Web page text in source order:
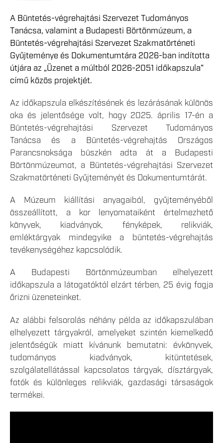
A Büntetés-végrehajtási Szervezet Tudományos
Tanácsa, valamint a Budapesti Börtönmúzeum, a
Büntetés-végrehajtási Szervezet Szakmatörténeti
Gyűjteménye és Dokumentumtára 2026-ban indította
útjára az „Üzenet a múltból 2026-2051 időkapszula”
című közös projektjét.
Az időkapszula elkészítésének és lezárásának különös
oka és jelentősége volt, hogy 2025. április 17-én a
Büntetés-végrehajtási Szervezet Tudományos
Tanácsa és a Büntetés-végrehajtás Országos
Parancsnoksága büszkén adta át a Budapesti
Börtönmúzeumot, a Büntetés-végrehajtási Szervezet
Szakmatörténeti Gyűjteményét és Dokumentumtárát.
A Múzeum kiállítási anyagaiból, gyűjteményéből
összeállított, a kor lenyomataiként értelmezhető
könyvek, kiadványok, fényképek, relikviák,
emléktárgyak mindegyike a büntetés-végrehajtás
tevékenységéhez kapcsolódik.
A Budapesti Börtönmúzeumban elhelyezett
időkapszula a látogatóktól elzárt térben, 25 évig fogja
őrizni üzeneteinket.
Az alábbi felsorolás néhány példa az időkapszulában
elhelyezett tárgyakról, amelyeket szintén kiemelkedő
jelentőségük miatt kívánunk bemutatni: évkönyvek,
tudományos kiadványok, kitüntetések,
szolgálatellátással kapcsolatos tárgyak, dísztárgyak,
fotók és különleges relikviák, gazdasági társaságok
termékei.